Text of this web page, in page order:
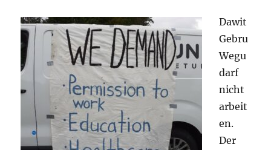
Dawit
Gebru
Wegu
darf
nicht
arbeit
en.
Der